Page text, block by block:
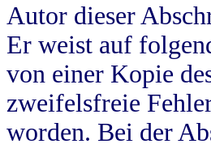
Autor dieser
Er weist auf
von einer Kopie
zweifelsfreie
worden. Bei der